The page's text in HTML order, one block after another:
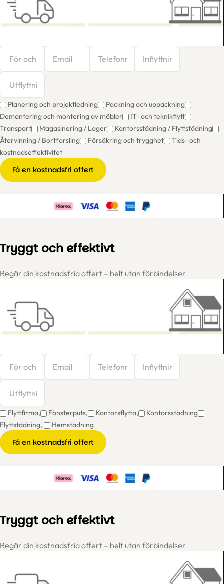
Planering och projektledning
Packning och uppackning
Demontering och montering av möbler
IT- och teknikflytt
Transport
Magasinering / Lager
Kontorsstädning / Flyttstädning
Återvinning / Bortforsling
Försäkring och trygghet
Tids- och
kostnadseffektivitet
Få en kostnadsfri offert
Tryggt och effektivt
Begär din kostnadsfria offert – helt utan förbindelser
Flyttfirma, Fönsterputs, Kontorsflytta,
Kontorsstädning
Flyttstädning,
Hemstädning
Få en kostnadsfri offert
Tryggt och effektivt
Begär din kostnadsfria offert – helt utan förbindelser